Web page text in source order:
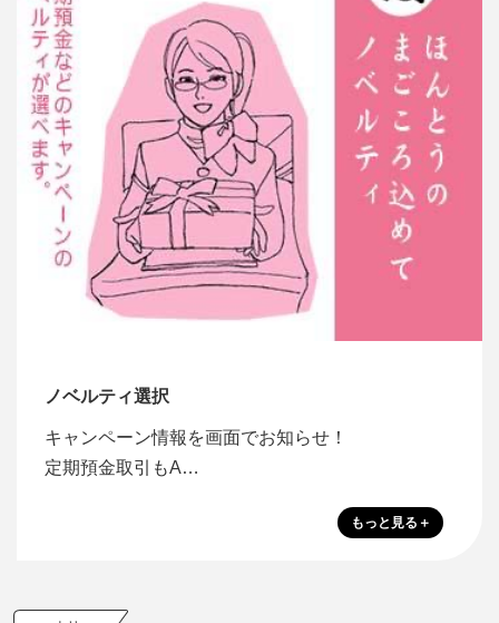
ノベルティ選択
キャンペーン情報を画面でお知らせ！
定期預金取引もA…